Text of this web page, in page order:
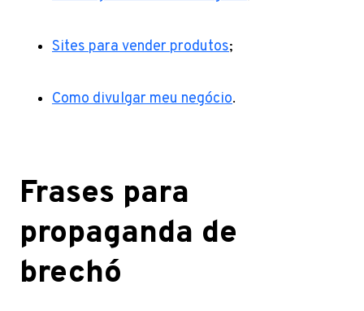
Sites para vender produtos;
Como divulgar meu negócio.
Frases para
propaganda de
brechó